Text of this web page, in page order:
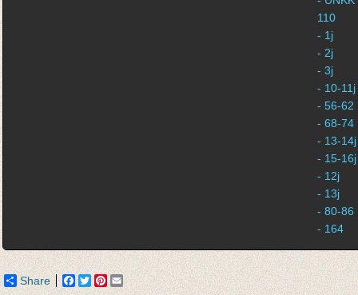
110
- 1j
- 2j
- 3j
- 10-11j
- 56-62
- 68-74
- 13-14j
- 15-16j
- 12j
- 13j
- 80-86
- 164
Share Facebook
TwitterPinterest